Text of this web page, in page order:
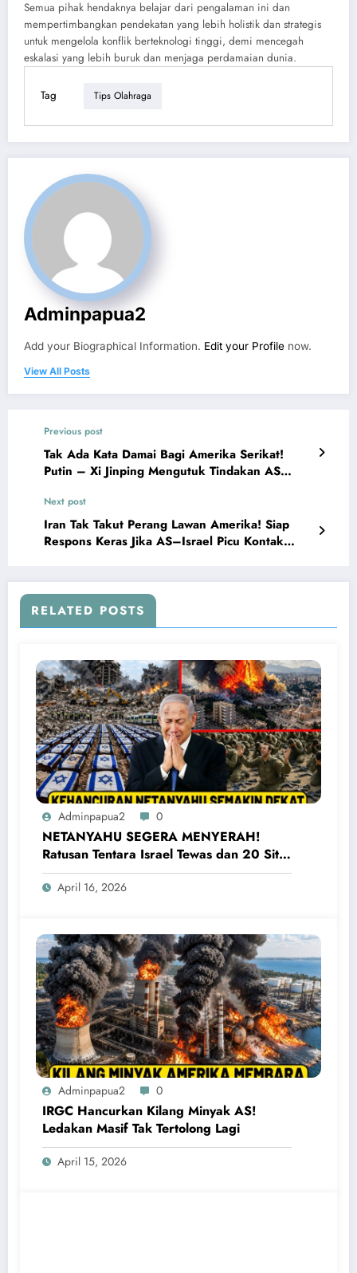
Semua pihak hendaknya belajar dari pengalaman ini dan
mempertimbangkan pendekatan yang lebih holistik dan strategis
untuk mengelola konflik berteknologi tinggi, demi mencegah
eskalasi yang lebih buruk dan menjaga perdamaian dunia.
Tag Tips Olahraga
Adminpapua2
Add your Biographical Information. Edit your Profile now.
View All Posts
Previous post
Tak Ada Kata Damai Bagi Amerika Serikat!
Putin – Xi Jinping Mengutuk Tindakan AS
Next post
Iran Tak Takut Perang Lawan Amerika! Siap
Respons Keras Jika AS–Israel Picu Kontak
RELATED POSTS
Adminpapua2 0
NETANYAHU SEGERA MENYERAH!
Ratusan Tentara Israel Tewas dan 20 Situs
Penting Meledak
April 16, 2026
Adminpapua2 0
IRGC Hancurkan Kilang Minyak AS!
Ledakan Masif Tak Tertolong Lagi
April 15, 2026